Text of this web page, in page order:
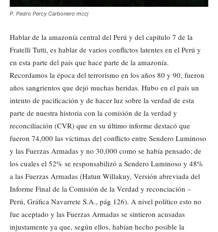
P. Pedro Percy Carbonero mccj
Hablar de la amazonía central del Perú y del capítulo 7 de la
Fratelli Tutti, es hablar de varios conflictos latentes en el Perú y
en esta parte del país que hace parte de la amazonía.
Recordamos la época del terrorismo en los años 80 y 90, fueron
años sangrientos que dejó muchas heridas. Hubo en el país un
intento de pacificación y de hacer luz sobre la verdad de esta
parte de nuestra historia con la comisión de la verdad y
reconciliación (CVR) que en su último informe destacó que
fueron 74,000 las víctimas del conflicto entre Sendero Luminoso
y las Fuerzas Armadas y no 30,000 como se había pensado; de
los cuales el 52% se responsabilizó a Sendero Luminoso y 48%
a las Fuerzas Armadas (Hatun Willakuy, Versión abreviada del
Informe Final de la Comisión de la Verdad y reconciación –
Perú, Gráfica Navarrete S.A., pág 126). A nivel político esto no
fue aceptado y las Fuerzas Armadas se sintieron acusadas
injustamente ya que, según ellos, habían hecho posible la